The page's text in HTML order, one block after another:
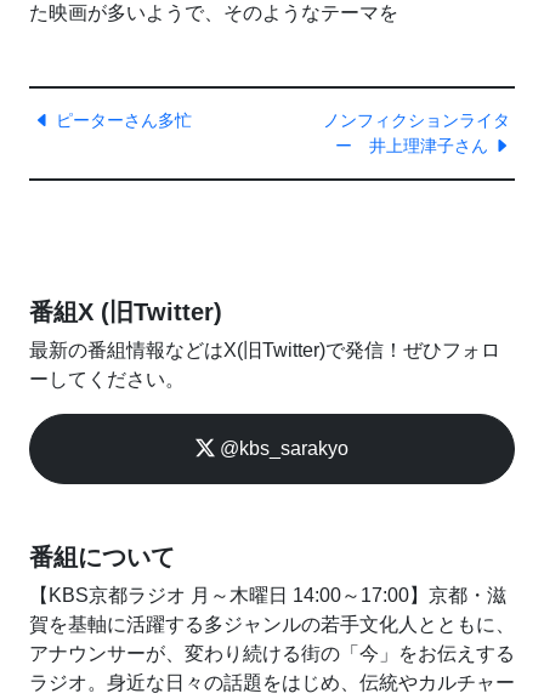
た映画が多いようで、そのようなテーマを
ピーターさん多忙
ノンフィクションライタ
ー 井上理津子さん
番組X (旧Twitter)
最新の番組情報などはX(旧Twitter)で発信！ぜひフォロ
ーしてください。
@kbs_sarakyo
番組について
【KBS京都ラジオ 月～木曜日 14:00～17:00】京都・滋
賀を基軸に活躍する多ジャンルの若手文化人とともに、
アナウンサーが、変わり続ける街の「今」をお伝えする
ラジオ。身近な日々の話題をはじめ、伝統やカルチャー